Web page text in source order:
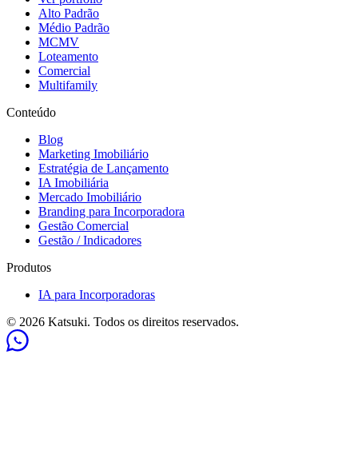
Alto Padrão
Médio Padrão
MCMV
Loteamento
Comercial
Multifamily
Conteúdo
Blog
Marketing Imobiliário
Estratégia de Lançamento
IA Imobiliária
Mercado Imobiliário
Branding para Incorporadora
Gestão Comercial
Gestão / Indicadores
Produtos
IA para Incorporadoras
© 2026 Katsuki. Todos os direitos reservados.